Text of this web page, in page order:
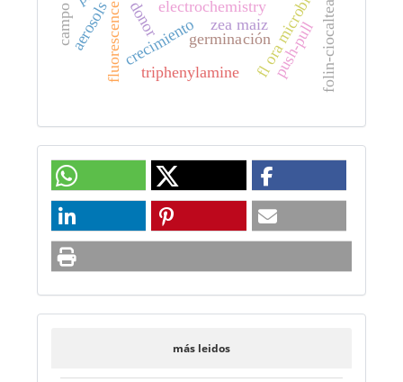
zea maiz
germinación
crecimiento fl ora microbiana
electrochemistry
fluorescence
aerosols folin-ciocalteau.
triphenylamine push-pull
donor
más leidos